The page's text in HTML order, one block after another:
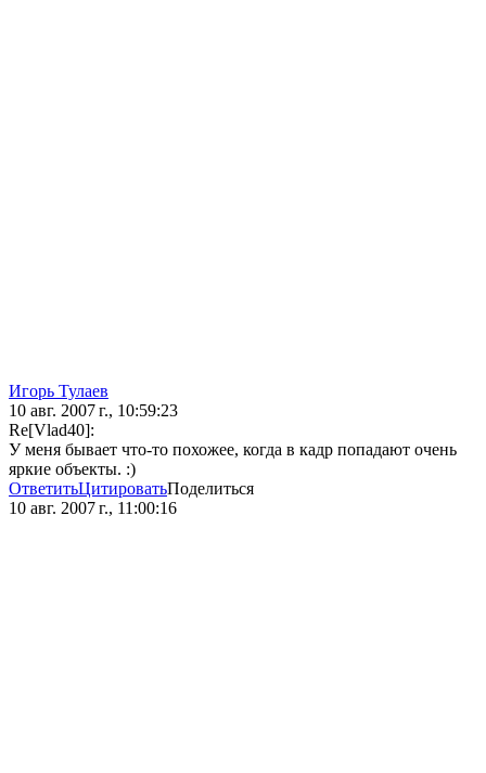
Игорь Тулаев
10 авг. 2007 г., 10:59:23
Re[Vlad40]:
У меня бывает что-то похожее, когда в кадр попадают очень
яркие объекты. :)
ОтветитьЦитироватьПоделиться
10 авг. 2007 г., 11:00:16